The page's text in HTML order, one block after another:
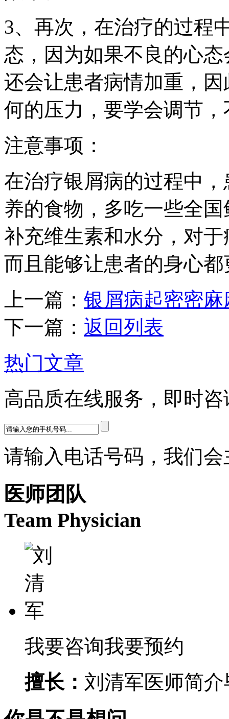
3、再次，在治疗的过程
态，因为如果不良的心
还会让患者病情加重，
何的压力，要学会调节
注意事项：
在治疗银屑病的过程中
养的食物，多吃一些全
补充维生素和水分，对
而且能够让患者的身心
上一篇： 银屑病起密密
下一篇： 返回列表
热门文章
高品质在线服务，即时咨
请输入电话号码，我们
医师团队
Team Physician
我要咨询我要预约
擅长： 刘清军医师简